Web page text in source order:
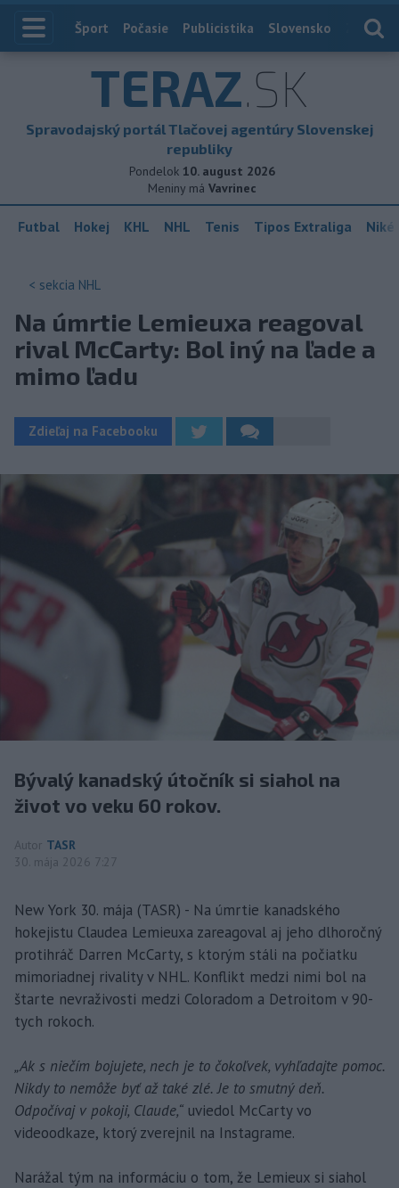
Index
Šport Počasie Publicistika Slovensko
TERAZ.SK
Spravodajský portál Tlačovej agentúry Slovenskej
republiky
Pondelok 10. august 2026
Meniny má Vavrinec
Futbal Hokej KHL NHL Tenis Tipos Extraliga
< sekcia NHL
Na úmrtie Lemieuxa reagoval
rival McCarty: Bol iný na ľade a
mimo ľadu
Zdieľaj na Facebooku
Bývalý kanadský útočník si siahol na
život vo veku 60 rokov.
Autor TASR
30. mája 2026 7:27
New York 30. mája (TASR) - Na úmrtie kanadského
hokejistu Claudea Lemieuxa zareagoval aj jeho dlhoročný
protihráč Darren McCarty, s ktorým stáli na počiatku
mimoriadnej rivality v NHL. Konflikt medzi nimi bol na
štarte nevraživosti medzi Coloradom a Detroitom v 90-
tych rokoch.
„Ak s niečím bojujete, nech je to čokoľvek, vyhľadajte pomoc.
Nikdy to nemôže byť až také zlé. Je to smutný deň.
Odpočívaj v pokoji, Claude,“ uviedol McCarty vo
videoodkaze, ktorý zverejnil na Instagrame.
Narážal tým na informáciu o tom, že Lemieux si siahol